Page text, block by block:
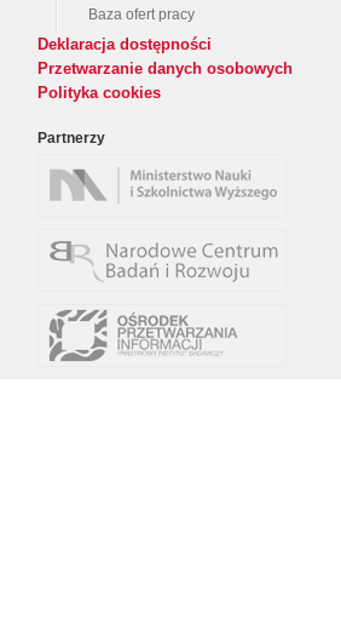
Baza ofert pracy
Deklaracja dostępności
Przetwarzanie danych osobowych
Polityka cookies
Partnerzy